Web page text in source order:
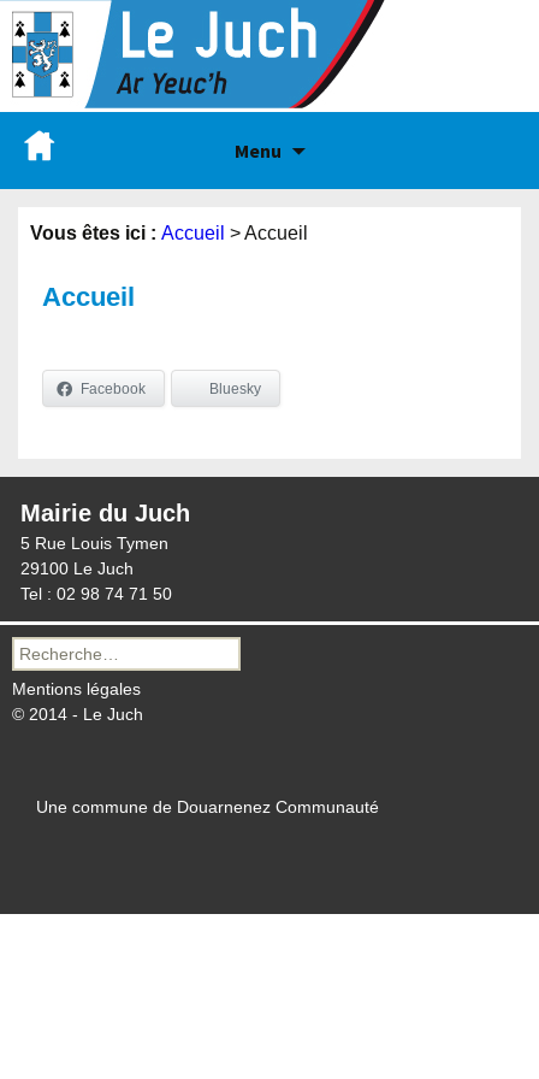
Menu
Vous êtes ici : Accueil >Accueil
Accueil
Facebook Bluesky
Mairie du Juch
5 Rue Louis Tymen
29100 Le Juch
Tel : 02 98 74 71 50
Recherche
pour :
Mentions légales
© 2014 - Le Juch
Une commune de Douarnenez Communauté